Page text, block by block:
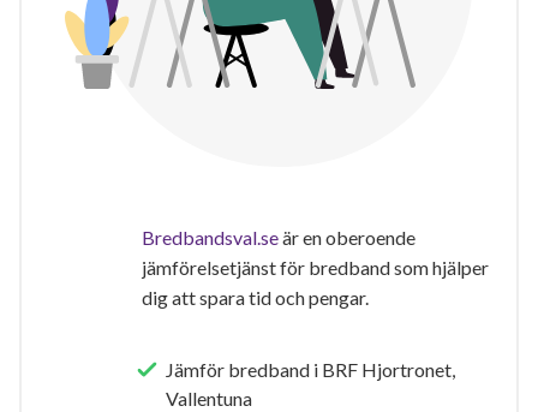
Bredbandsval.seär en oberoende
jämförelsetjänst för bredband som hjälper
dig att spara tid och pengar.
Jämför bredband i BRF Hjortronet,
Vallentuna